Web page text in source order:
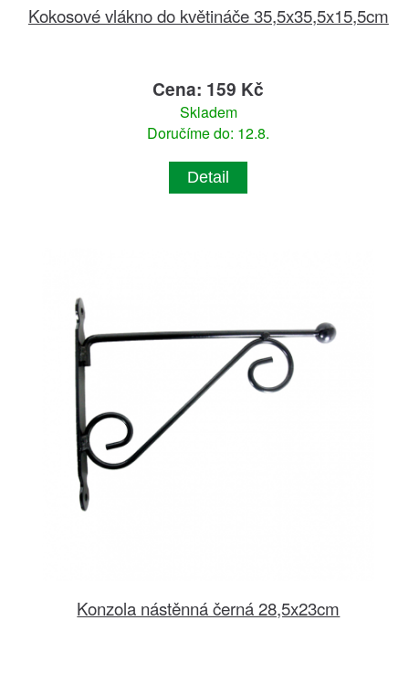
Kokosové vlákno do květináče 35,5x35,5x15,5cm
Cena: 159 Kč
Skladem
Doručíme do: 12.8.
Detail
Konzola nástěnná černá 28,5x23cm